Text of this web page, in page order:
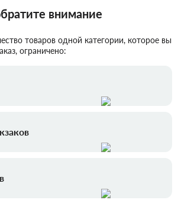
внимание
товаров одной категории, которое вы
ограничено: